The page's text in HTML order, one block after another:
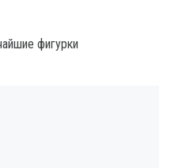
фигурки